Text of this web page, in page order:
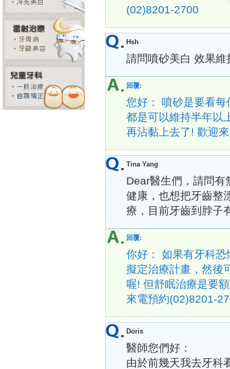
(02)8201-2700
Hsh
請問噴砂美白 效果維
回覆:
您好： 噴砂是要看
都是可以維持半年以
再沾黏上去了! 歡迎
Tina Yang
Dear醫生們，請問有
健康，也想把牙齒整
療，目前牙齒到脖子
回覆:
你好： 如果有牙科
擬定治療計畫，然後
喔! 但舒眠治療是要
來電預約(02)8201-
Doris
醫師您們好：
由於前幾天我去牙科